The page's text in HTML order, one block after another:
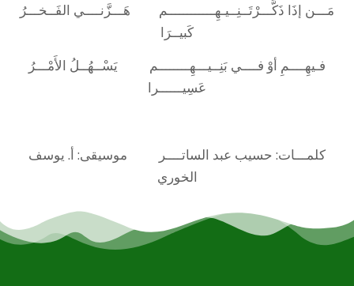
مَـــن إذَا ذَكَّـــرْتَــنِــيـهِــــــــــــم هَـــزَّنــــي الفَــخـــرُ
كَبيــرَا
فـيهِــــمِ أوْ فــــي بَنِــيـــهِــــــــم يَسْــهُــلُ الأَمْـــرُ
عَسِيــــــرا
كلمـــات: حسيب عبد الساتــــر موسيقى: أ. يوسف
الخوري